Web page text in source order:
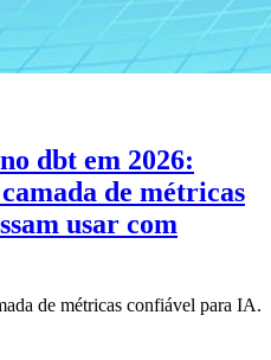
dbt em 2026:
de métricas
usar com
de métricas confiável para IA.